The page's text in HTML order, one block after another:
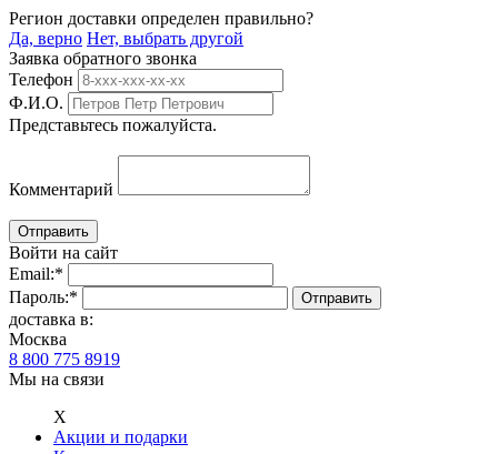
Регион доставки определен правильно?
Да, верно Нет, выбрать другой
Заявка обратного звонка
Телефон
Ф.И.О.
Представьтесь пожалуйста.
Комментарий
Войти на сайт
Email:*
Пароль:*
доставка в:
Москва
8 800 775 8919
Мы на связи
Х
Акции и подарки